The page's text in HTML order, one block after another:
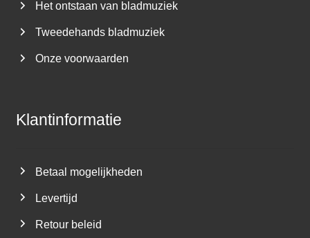
Het ontstaan van bladmuziek
Tweedehands bladmuziek
Onze voorwaarden
Klantinformatie
Betaal mogelijkheden
Levertijd
Retour beleid